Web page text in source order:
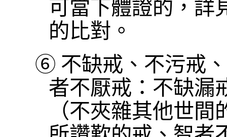
可當下體證的，詳
的比對。
⑥ 不缺戒、不污戒
者不厭戒：不缺漏
（不夾雜其他世